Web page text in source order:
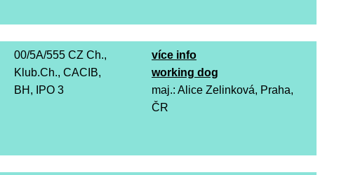
00/5A/555 CZ Ch.,
Klub.Ch., CACIB,
BH, IPO 3
více info
working dog
maj.: Alice Zelinková, Praha,
ČR